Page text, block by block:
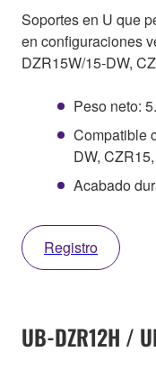
Soportes en U que
en configuraciones
DZR15W/15-DW,
Peso neto:
Compatible
DW,
Acabado
Registro
UB-DZR12H /